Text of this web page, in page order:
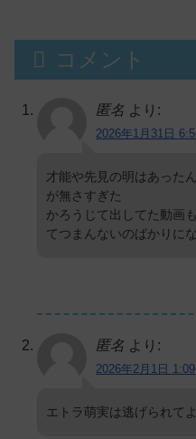
コメント
匿名 より:
2026年1月31日
才能や先見の明はあった
が無さすぎた
かろうじて出してた動画
てつまんないのばかりに
匿名 より:
2026年2月1日
エトラ萌実は逃げられて